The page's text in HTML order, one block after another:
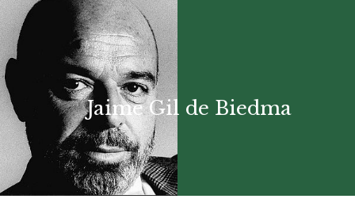
Jaime Gil de Biedma